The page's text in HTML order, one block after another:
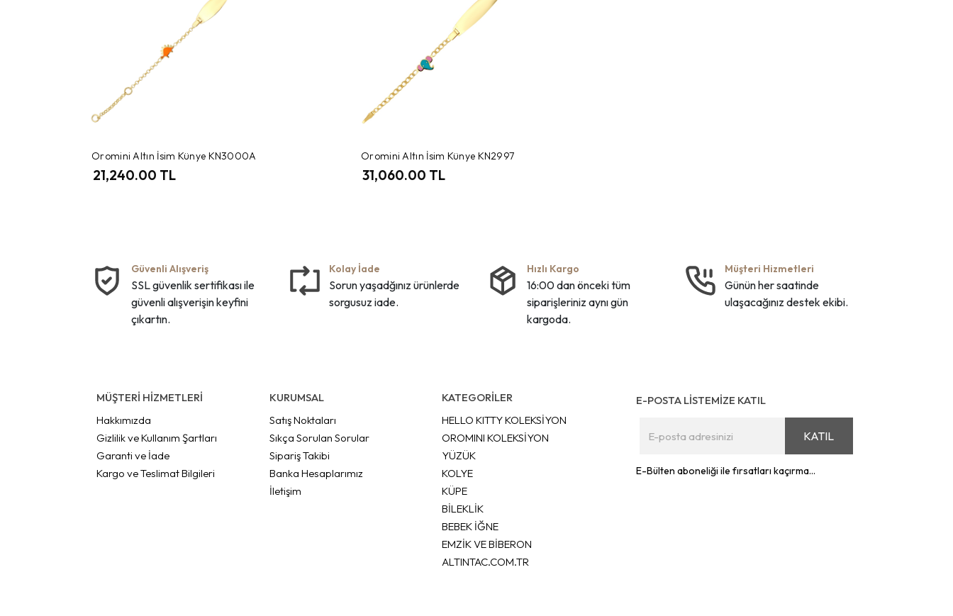
Oromini Altın İsim Künye KN3000A
21,240.00 TL
Oromini Altın İsim Künye KN2997
31,060.00 TL
Güvenli Alışveriş
SSL güvenlik sertifikası ile
güvenli alışverişin keyfini
çıkartın.
Kolay İade
Sorun yaşadğınız ürünlerde
sorgusuz iade.
Hızlı Kargo
16:00 dan önceki tüm
siparişleriniz aynı gün
kargoda.
Müşteri Hizmetleri
Günün her saatinde
ulaşacağınız destek ekibi.
MÜŞTERİ HİZMETLERİ
Hakkımızda
Gizlilik ve Kullanım Şartları
Garanti ve İade
Kargo ve Teslimat Bilgileri
KURUMSAL
Satış Noktaları
Sıkça Sorulan Sorular
Sipariş Takibi
Banka Hesaplarımız
İletişim
KATEGORİLER
HELLO KITTY KOLEKSİYON
OROMINI KOLEKSİYON
YÜZÜK
KOLYE
KÜPE
BİLEKLİK
BEBEK İĞNE
EMZİK VE BİBERON
ALTINTAC.COM.TR
E-POSTA LİSTEMİZE KATIL
KATIL
E-Bülten aboneliği ile fırsatları kaçırma...